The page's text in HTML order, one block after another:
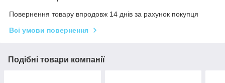
Повернення товару впродовж 14 днів за рахунок покупця
Всі умови повернення
Подібні товари компанії